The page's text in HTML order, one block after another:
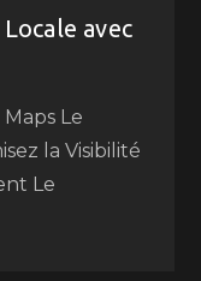
avec
Le
la Visibilité
Le